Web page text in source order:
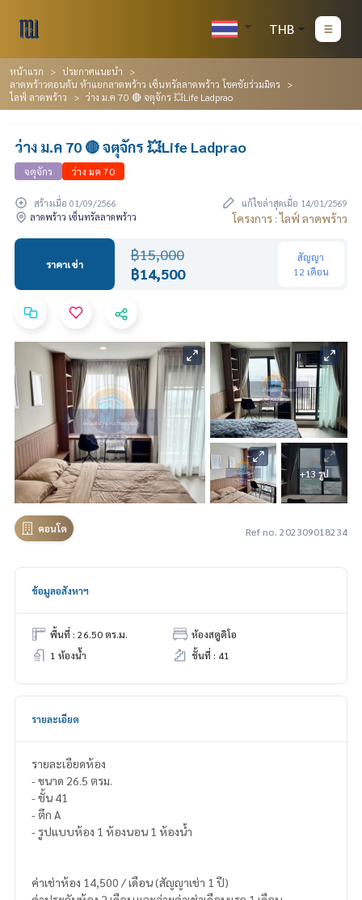
THB
หน้าแรก
ประกาศแนะนำ
ลาดพร้าวตอนต้น ห้าแยกลาดพร้าว เซ็นทรัลลาดพร้าว โชคชัยร่วมมิตร
ไลฟ์ ลาดพร้าว
ว่าง ม.ค 70 🔴 จตุจักร 💥Life Ladprao
ว่าง ม.ค 70 🔴 จตุจักร 💥Life Ladprao
จตุจักร ว่าง มค 70
สร้างเมื่อ 01/09/2566
แก้ไขล่าสุดเมื่อ 14/01/2569
ลาดพร้าว เซ็นทรัลลาดพร้าว
โครงการ : ไลฟ์ ลาดพร้าว
ราคาเช่า
฿15,000
฿14,500
สัญญา
12 เดือน
+13 รูป
คอนโด Ref no. 202309018234
ข้อมูลอสังหาฯ
พื้นที่ : 26.50 ตร.ม.
ห้องสตูดิโอ
1 ห้องน้ำ
ชั้นที่ : 41
รายละเอียด
รายละเอียดห้อง
- ขนาด 26.5 ตรม.
- ชั้น 41
- ตึก A
- รูปแบบห้อง 1 ห้องนอน 1 ห้องน้ำ
ค่าเช่าห้อง 14,500 / เดือน (สัญญาเช่า 1 ปี)